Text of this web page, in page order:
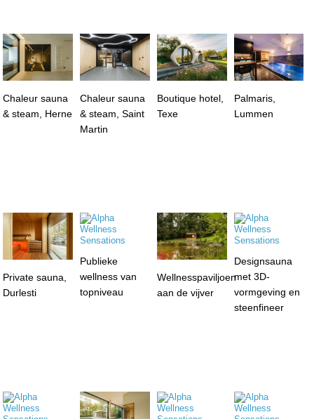
Chaleur sauna
& steam, Herne
Chaleur sauna
& steam, Saint
Martin
Boutique hotel,
Texe
Palmaris,
Lummen
Private sauna,
Durlesti
Publieke
wellness van
topniveau
Wellnesspaviljoen
aan de vijver
Designsauna
met 3D-
vormgeving en
steenfineer